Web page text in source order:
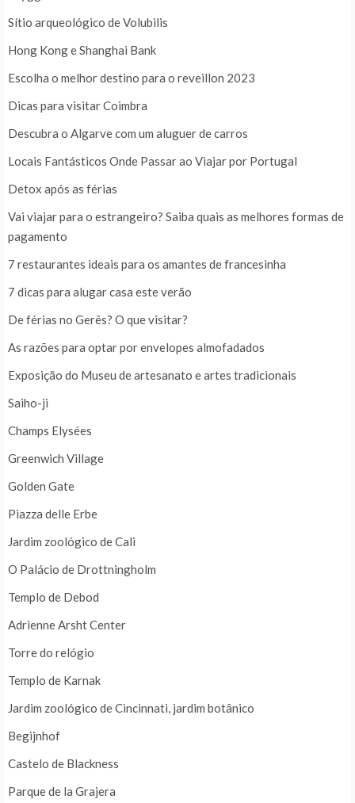
Sítio arqueológico de Volubilis
Hong Kong e Shanghai Bank
Escolha o melhor destino para o reveillon 2023
Dicas para visitar Coimbra
Descubra o Algarve com um aluguer de carros
Locais Fantásticos Onde Passar ao Viajar por Portugal
Detox após as férias
Vai viajar para o estrangeiro? Saiba quais as melhores formas de
pagamento
7 restaurantes ideais para os amantes de francesinha
7 dicas para alugar casa este verão
De férias no Gerês? O que visitar?
As razões para optar por envelopes almofadados
Exposição do Museu de artesanato e artes tradicionais
Saiho-ji
Champs Elysées
Greenwich Village
Golden Gate
Piazza delle Erbe
Jardim zoológico de Cali
O Palácio de Drottningholm
Templo de Debod
Adrienne Arsht Center
Torre do relógio
Templo de Karnak
Jardim zoológico de Cincinnati, jardim botânico
Begijnhof
Castelo de Blackness
Parque de la Grajera